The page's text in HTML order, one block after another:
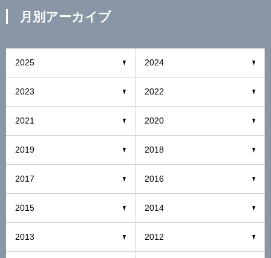
月別アーカイブ
2025 2024
2023 2022
2021 2020
2019 2018
2017 2016
2015 2014
2013 2012